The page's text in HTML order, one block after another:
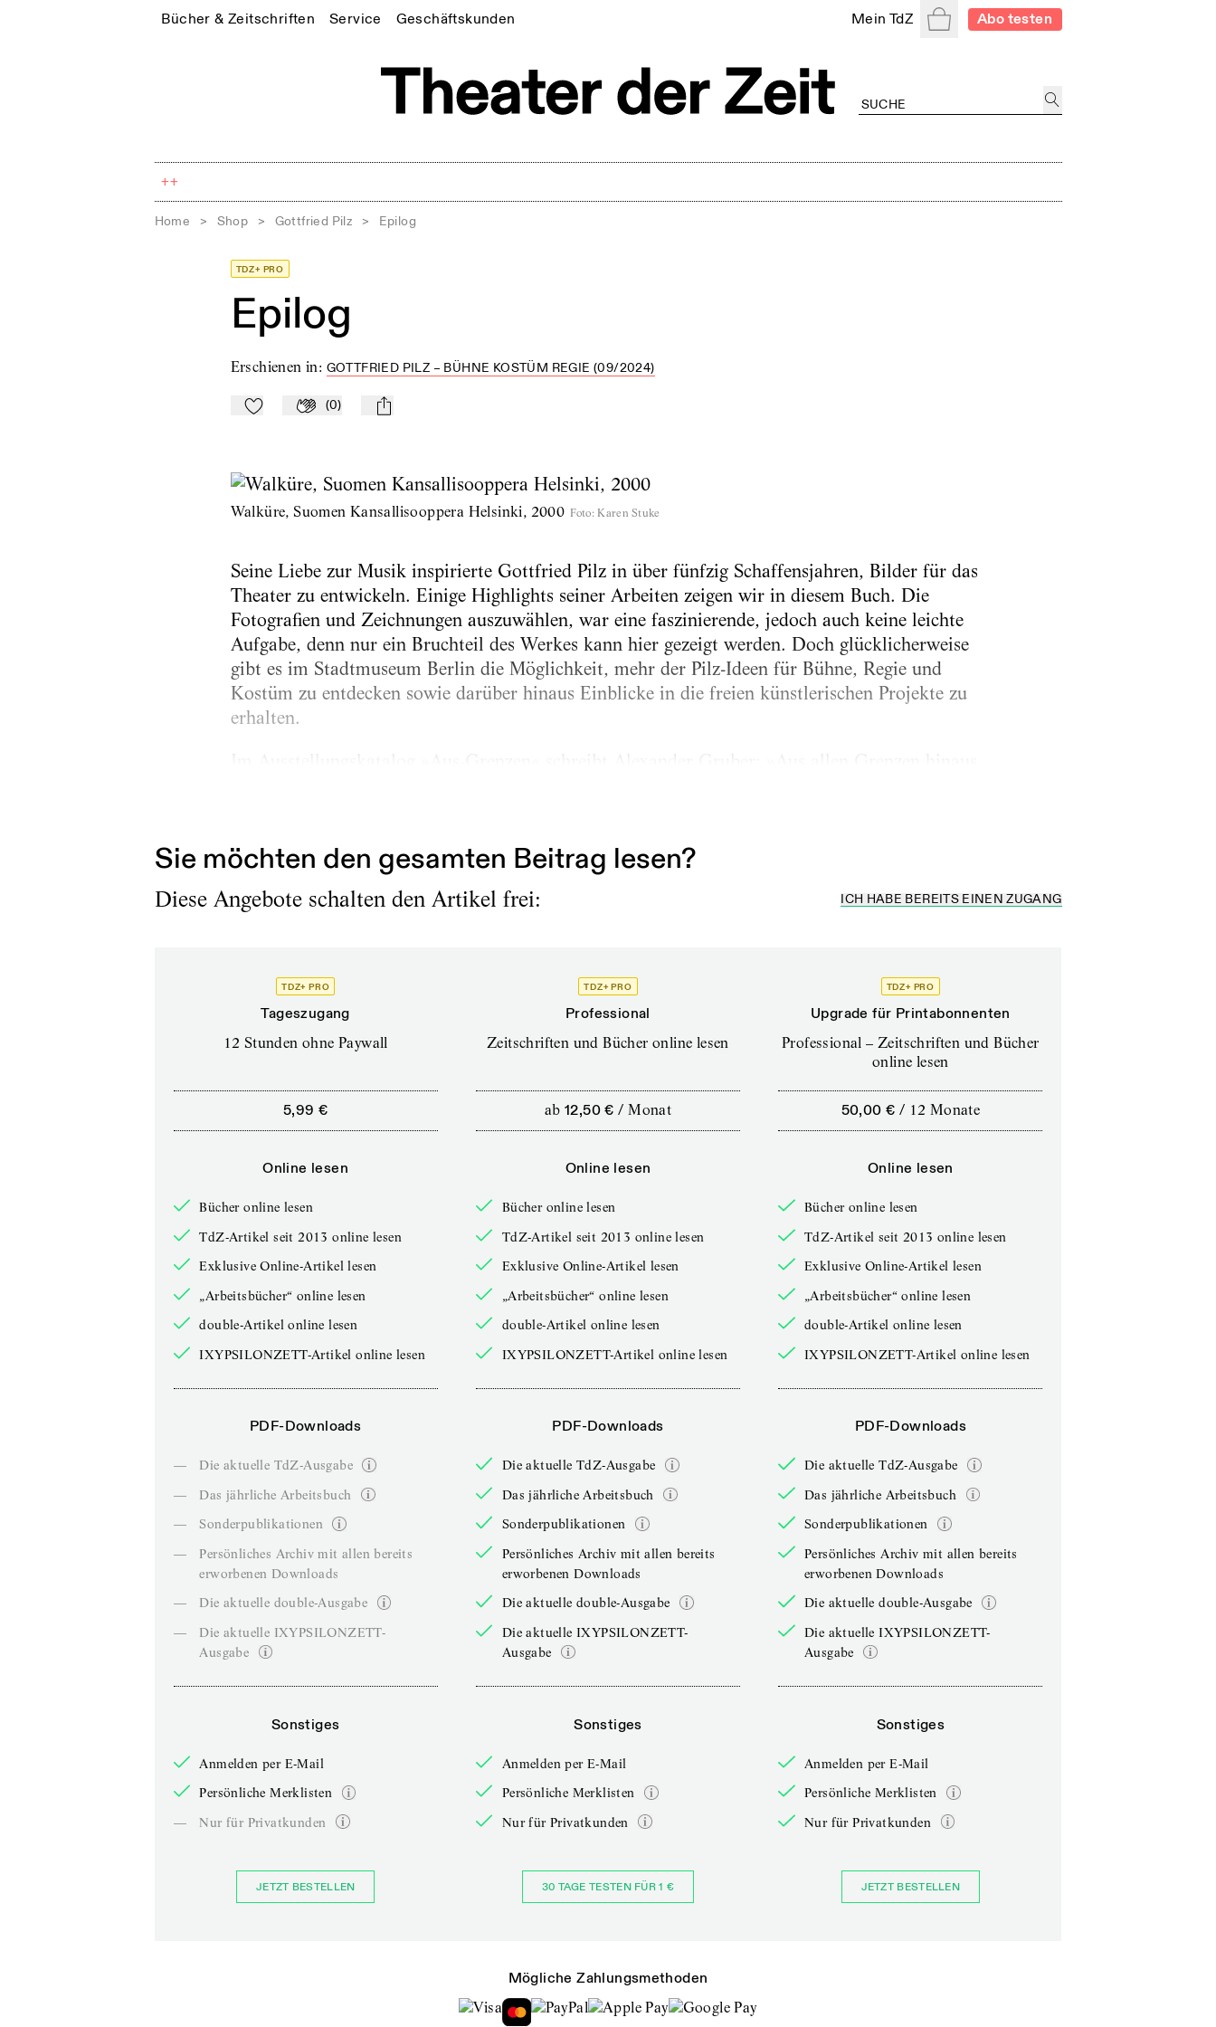
Bücher & Zeitschriften Service Geschäftskunden Mein TdZ WarenkorbAbo testen
++
Home > Shop > Gottfried Pilz > Epilog
TDZ+ PRO
Epilog
Erschienen in: GOTTFRIED PILZ – BÜHNE KOSTÜM REGIE (09/2024)
Zu Mein-TdZ hinzufügen
Applaudieren
(0) mail
Walküre, Suomen Kansallisooppera Helsinki, 2000 Foto: Karen Stuke
Seine Liebe zur Musik inspirierte Gottfried Pilz in über fünfzig Schaffensjahren, Bilder für das
Theater zu entwickeln. Einige Highlights seiner Arbeiten zeigen wir in diesem Buch. Die
Fotografien und Zeichnungen auszuwählen, war eine faszinierende, jedoch auch keine leichte
Aufgabe, denn nur ein Bruchteil des Werkes kann hier gezeigt werden. Doch glücklicherweise
gibt es im Stadtmuseum Berlin die Möglichkeit, mehr der Pilz-Ideen für Bühne, Regie und
Kostüm zu entdecken sowie darüber hinaus Einblicke in die freien künstlerischen Projekte zu
erhalten.
Sie möchten den gesamten Beitrag lesen?
Diese Angebote schalten den Artikel frei: ICH HABE BEREITS EINEN ZUGANG
TDZ+ PRO
Tageszugang
12 Stunden ohne Paywall
5,99 €
Online lesen
Bücher online lesen
TdZ-Artikel seit 2013 online lesen
Exklusive Online-Artikel lesen
„Arbeitsbücher“ online lesen
double-Artikel online lesen
IXYPSILONZETT-Artikel online lesen
PDF-Downloads
—
Die aktuelle TdZ-Ausgabe
—
Das jährliche Arbeitsbuch
—
Sonderpublikationen
—
Persönliches Archiv mit allen bereits
erworbenen Downloads
—
Die aktuelle double-Ausgabe
—
Die aktuelle IXYPSILONZETT-
Ausgabe
Sonstiges
Anmelden per E-Mail
Persönliche Merklisten
—
Nur für Privatkunden
JETZT BESTELLEN
TDZ+ PRO
Professional
Zeitschriften und Bücher online lesen
ab 12,50 € /Monat
Online lesen
Bücher online lesen
TdZ-Artikel seit 2013 online lesen
Exklusive Online-Artikel lesen
„Arbeitsbücher“ online lesen
double-Artikel online lesen
IXYPSILONZETT-Artikel online lesen
PDF-Downloads
Die aktuelle TdZ-Ausgabe
Das jährliche Arbeitsbuch
Sonderpublikationen
Persönliches Archiv mit allen bereits
erworbenen Downloads
Die aktuelle double-Ausgabe
Die aktuelle IXYPSILONZETT-
Ausgabe
Sonstiges
Anmelden per E-Mail
Persönliche Merklisten
Nur für Privatkunden
30 TAGE TESTEN FÜR 1 €
TDZ+ PRO
Upgrade für Printabonnenten
Professional – Zeitschriften und Bücher
online lesen
50,00 € / 12 Monate
Online lesen
Bücher online lesen
TdZ-Artikel seit 2013 online lesen
Exklusive Online-Artikel lesen
„Arbeitsbücher“ online lesen
double-Artikel online lesen
IXYPSILONZETT-Artikel online lesen
PDF-Downloads
Die aktuelle TdZ-Ausgabe
Das jährliche Arbeitsbuch
Sonderpublikationen
Persönliches Archiv mit allen bereits
erworbenen Downloads
Die aktuelle double-Ausgabe
Die aktuelle IXYPSILONZETT-
Ausgabe
Sonstiges
Anmelden per E-Mail
Persönliche Merklisten
Nur für Privatkunden
JETZT BESTELLEN
Mögliche Zahlungsmethoden